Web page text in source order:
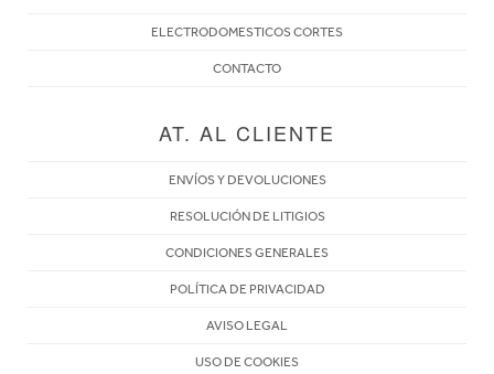
ELECTRODOMESTICOS CORTES
CONTACTO
AT. AL CLIENTE
ENVÍOS Y DEVOLUCIONES
RESOLUCIÓN DE LITIGIOS
CONDICIONES GENERALES
POLÍTICA DE PRIVACIDAD
AVISO LEGAL
USO DE COOKIES